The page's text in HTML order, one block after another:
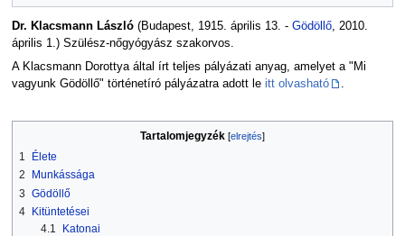
Dr. Klacsmann László(Budapest, 1915. április 13. - Gödöllő, 2010.
április 1.) Szülész-nőgyógyász szakorvos.
A Klacsmann Dorottya által írt teljes pályázati anyag, amelyet a "Mi
vagyunk Gödöllő" történetíró pályázatra adott le itt olvasható
Tartalomjegyzék
1
Élete
2
Munkássága
3 Gödöllő
4 Kitüntetései
4.1
Katonai